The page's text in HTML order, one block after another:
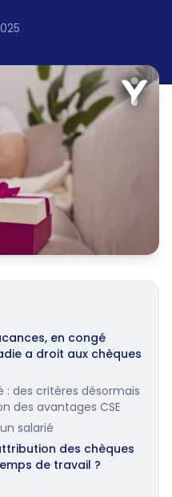
en congé
a droit aux chèques
des critères désormais
des avantages CSE
salarié
des chèques
de travail ?